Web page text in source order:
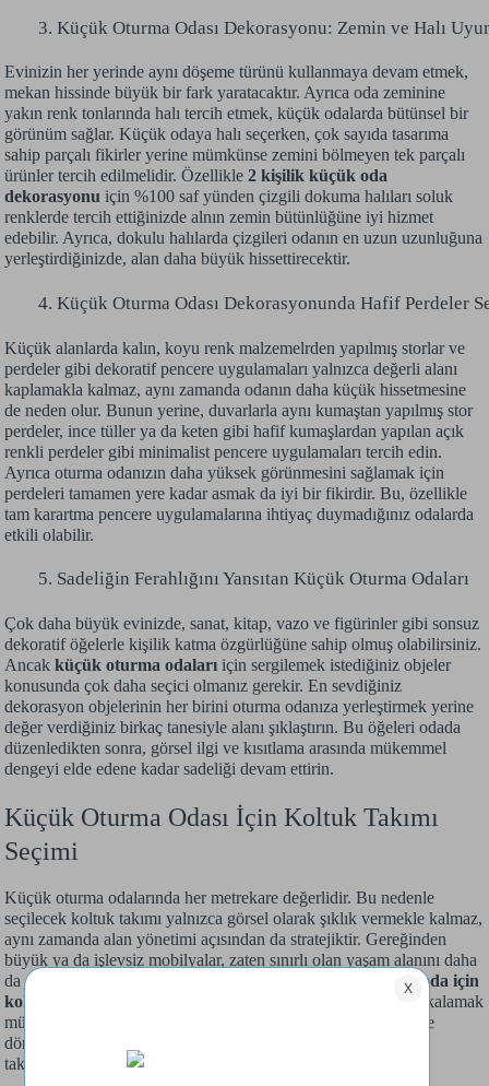
Küçük Oturma Odası Dekorasyonu: Zemin ve Halı
Evinizin her yerinde aynı döşeme türünü kullanmaya devam etmek,
mekan hissinde büyük bir fark yaratacaktır. Ayrıca oda zeminine
yakın renk tonlarında halı tercih etmek, küçük odalarda bütünsel bir
görünüm sağlar. Küçük odaya halı seçerken, çok sayıda tasarıma
sahip parçalı fikirler yerine mümkünse zemini bölmeyen tek parçalı
ürünler tercih edilmelidir. Özellikle 2 kişilik küçük oda
dekorasyonu için %100 saf yünden çizgili dokuma halıları soluk
renklerde tercih ettiğinizde alnın zemin bütünlüğüne iyi hizmet
edebilir. Ayrıca, dokulu halılarda çizgileri odanın en uzun uzunluğuna
yerleştirdiğinizde, alan daha büyük hissettirecektir.
Küçük Oturma Odası Dekorasyonunda Hafif Perdeler
Küçük alanlarda kalın, koyu renk malzemelrden yapılmış storlar ve
perdeler gibi dekoratif pencere uygulamaları yalnızca değerli alanı
kaplamakla kalmaz, aynı zamanda odanın daha küçük hissetmesine
de neden olur. Bunun yerine, duvarlarla aynı kumaştan yapılmış stor
perdeler, ince tüller ya da keten gibi hafif kumaşlardan yapılan açık
renkli perdeler gibi minimalist pencere uygulamaları tercih edin.
Ayrıca oturma odanızın daha yüksek görünmesini sağlamak için
perdeleri tamamen yere kadar asmak da iyi bir fikirdir. Bu, özellikle
tam karartma pencere uygulamalarına ihtiyaç duymadığınız odalarda
etkili olabilir.
Sadeliğin Ferahlığını Yansıtan Küçük Oturma Odaları
Çok daha büyük evinizde, sanat, kitap, vazo ve figürinler gibi sonsuz
dekoratif öğelerle kişilik katma özgürlüğüne sahip olmuş olabilirsiniz.
Ancak küçük oturma odaları için sergilemek istediğiniz objeler
konusunda çok daha seçici olmanız gerekir. En sevdiğiniz
dekorasyon objelerinin her birini oturma odanıza yerleştirmek yerine
değer verdiğiniz birkaç tanesiyle alanı şıklaştırın. Bu öğeleri odada
düzenledikten sonra, görsel ilgi ve kısıtlama arasında mükemmel
dengeyi elde edene kadar sadeliği devam ettirin.
Küçük Oturma Odası İçin Koltuk Takımı
Seçimi
Küçük oturma odalarında her metrekare değerlidir. Bu nedenle
seçilecek koltuk takımı yalnızca görsel olarak şıklık vermekle kalmaz,
aynı zamanda alan yönetimi açısından da stratejiktir. Gereğinden
büyük ya da işlevsiz mobilyalar, zaten sınırlı olan yaşam alanını daha
da daraltabilir. Oysa ki iyi planlanmış bir yerleşim ve
küçük oda için
koltuk
seçimiyle, hem konforu hem de ferahlığı aynı anda yakalamak
mümkündür. Siz de yaşam alanınızı daha keyifli ve şık bir hale
dönüştürmek istiyorsanız aşağıdaki küçük odalar için koltuk
takımı önerileri ilham verici bir başlangıç olabilir.